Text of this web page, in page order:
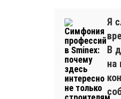
Я
В
на